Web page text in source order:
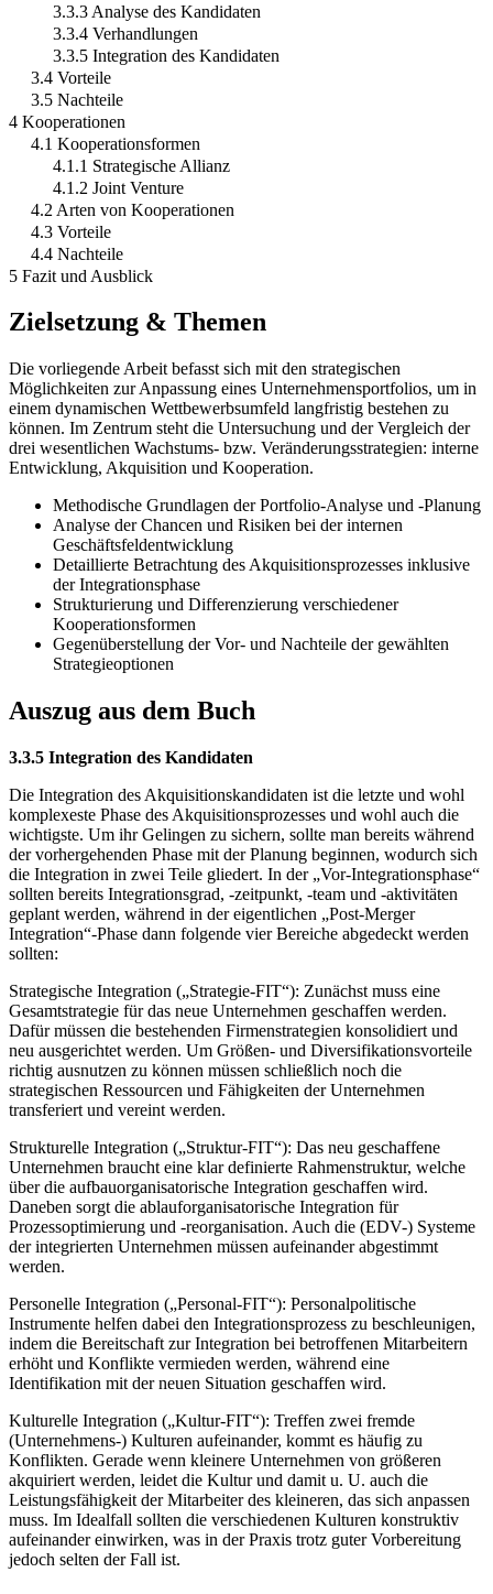
3.3.3 Analyse des Kandidaten
3.3.4 Verhandlungen
3.3.5 Integration des Kandidaten
3.4 Vorteile
3.5 Nachteile
4 Kooperationen
4.1 Kooperationsformen
4.1.1 Strategische Allianz
4.1.2 Joint Venture
4.2 Arten von Kooperationen
4.3 Vorteile
4.4 Nachteile
5 Fazit und Ausblick
Zielsetzung & Themen
Die vorliegende Arbeit befasst sich mit den strategischen
Möglichkeiten zur Anpassung eines Unternehmensportfolios, um in
einem dynamischen Wettbewerbsumfeld langfristig bestehen zu
können. Im Zentrum steht die Untersuchung und der Vergleich der
drei wesentlichen Wachstums- bzw. Veränderungsstrategien: interne
Entwicklung, Akquisition und Kooperation.
Methodische Grundlagen der Portfolio-Analyse und -Planung
Analyse der Chancen und Risiken bei der internen
Geschäftsfeldentwicklung
Detaillierte Betrachtung des Akquisitionsprozesses inklusive
der Integrationsphase
Strukturierung und Differenzierung verschiedener
Kooperationsformen
Gegenüberstellung der Vor- und Nachteile der gewählten
Strategieoptionen
Auszug aus dem Buch
3.3.5 Integration des Kandidaten
Die Integration des Akquisitionskandidaten ist die letzte und wohl
komplexeste Phase des Akquisitionsprozesses und wohl auch die
wichtigste. Um ihr Gelingen zu sichern, sollte man bereits während
der vorhergehenden Phase mit der Planung beginnen, wodurch sich
die Integration in zwei Teile gliedert. In der „Vor-Integrationsphase“
sollten bereits Integrationsgrad, -zeitpunkt, -team und -aktivitäten
geplant werden, während in der eigentlichen „Post-Merger
Integration“-Phase dann folgende vier Bereiche abgedeckt werden
sollten:
Strategische Integration („Strategie-FIT“): Zunächst muss eine
Gesamtstrategie für das neue Unternehmen geschaffen werden.
Dafür müssen die bestehenden Firmenstrategien konsolidiert und
neu ausgerichtet werden. Um Größen- und Diversifikationsvorteile
richtig ausnutzen zu können müssen schließlich noch die
strategischen Ressourcen und Fähigkeiten der Unternehmen
transferiert und vereint werden.
Strukturelle Integration („Struktur-FIT“): Das neu geschaffene
Unternehmen braucht eine klar definierte Rahmenstruktur, welche
über die aufbauorganisatorische Integration geschaffen wird.
Daneben sorgt die ablauforganisatorische Integration für
Prozessoptimierung und -reorganisation. Auch die (EDV-) Systeme
der integrierten Unternehmen müssen aufeinander abgestimmt
werden.
Personelle Integration („Personal-FIT“): Personalpolitische
Instrumente helfen dabei den Integrationsprozess zu beschleunigen,
indem die Bereitschaft zur Integration bei betroffenen Mitarbeitern
erhöht und Konflikte vermieden werden, während eine
Identifikation mit der neuen Situation geschaffen wird.
Kulturelle Integration („Kultur-FIT“): Treffen zwei fremde
(Unternehmens-) Kulturen aufeinander, kommt es häufig zu
Konflikten. Gerade wenn kleinere Unternehmen von größeren
akquiriert werden, leidet die Kultur und damit u. U. auch die
Leistungsfähigkeit der Mitarbeiter des kleineren, das sich anpassen
muss. Im Idealfall sollten die verschiedenen Kulturen konstruktiv
aufeinander einwirken, was in der Praxis trotz guter Vorbereitung
jedoch selten der Fall ist.